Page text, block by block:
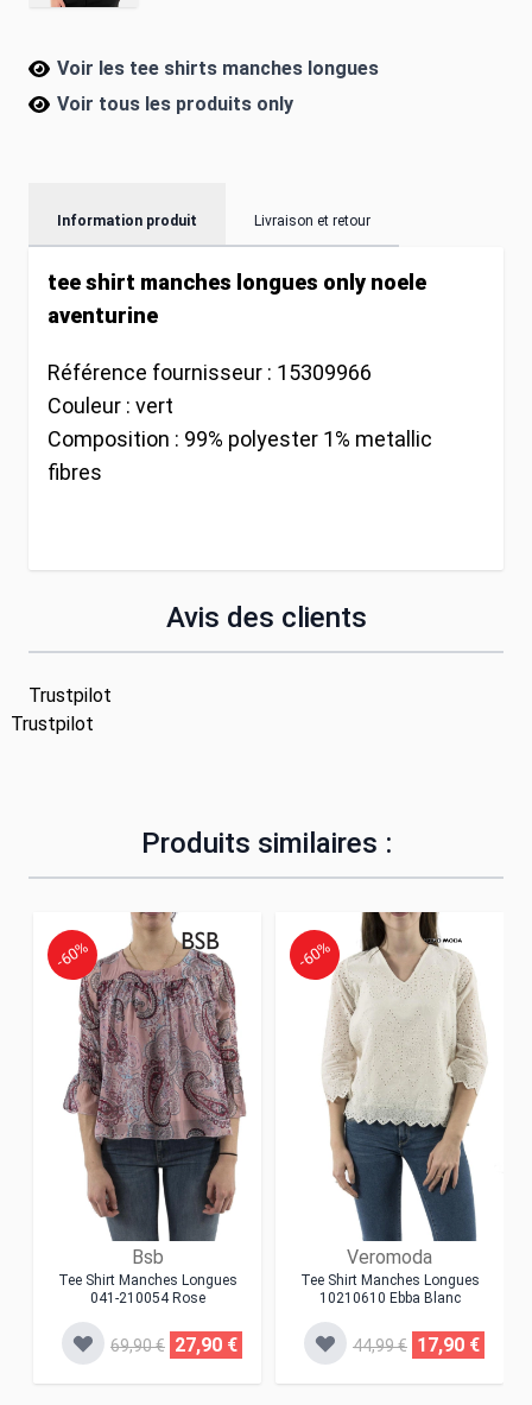
Voir les tee shirts manches longues
Voir tous les produits only
Information produit Livraison et retour
tee shirt manches longues only noele
aventurine
Référence fournisseur : 15309966
Couleur : vert
Composition : 99% polyester 1% metallic
fibres
Avis des clients
Trustpilot
Trustpilot
Produits similaires :
Bsb
Tee Shirt Manches Longues
041-210054 Rose
-60%
69,90 € 27,90 €
Veromoda
Tee Shirt Manches Longues
10210610 Ebba Blanc
-60%
44,99 € 17,90 €